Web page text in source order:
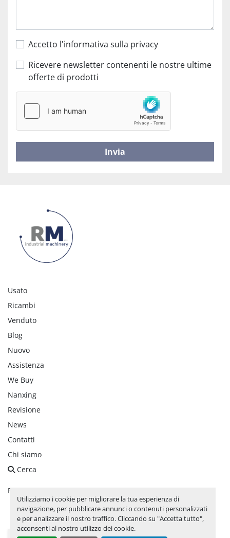
Utilizziamo i cookie per migliorare la tua esperienza di
navigazione, per pubblicare annunci o contenuti personalizzati
e per analizzare il nostro traffico. Cliccando su "Accetta tutto",
acconsenti al nostro utilizzo dei cookie.
Accetto l'informativa sulla privacy
Ricevere newsletter contenenti le nostre ultime
offerte di prodotti
Invia
Usato
Ricambi
Venduto
Blog
Nuovo
Assistenza
We Buy
Nanxing
Revisione
News
Contatti
Chi siamo
Cerca
Personalizza le preferenze sui Cookies
facebook
linkedininstagram
whatsapp
youtube